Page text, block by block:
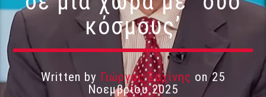
κόσμους’
Written by Γιώργος Σαχίνης on 25
Νοεμβρίου 2025